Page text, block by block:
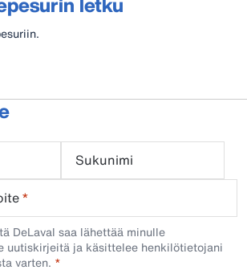
Sukunimi
*
DeLaval saa lähettää minulle
uutiskirjeitä ja käsittelee henkilötietojani
varten.